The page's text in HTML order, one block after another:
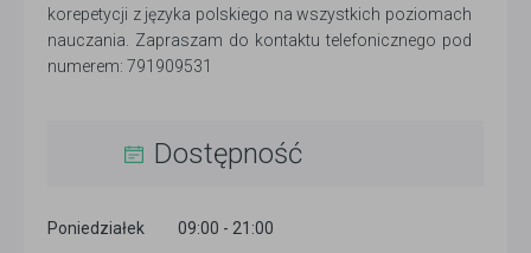
korepetycji z języka polskiego na wszystkich poziomach
nauczania. Zapraszam do kontaktu telefonicznego pod
numerem: 791909531
Dostępność
Poniedziałek 09:00 - 21:00